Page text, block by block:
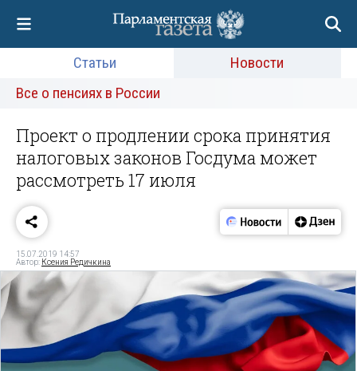
Статьи
Новости
Все о пенсиях в России
Проект о продлении срока принятия
налоговых законов Госдума может
рассмотреть 17 июля
15.07.2019 14:57
Автор: Ксения Редичкина